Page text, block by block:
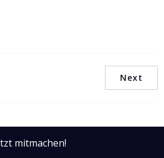
Next
mitmachen!